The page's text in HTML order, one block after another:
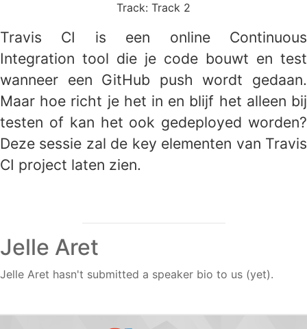
Track: Track 2
Travis CI is een online Continuous
Integration tool die je code bouwt en test
wanneer een GitHub push wordt gedaan.
Maar hoe richt je het in en blijf het alleen bij
testen of kan het ook gedeployed worden?
Deze sessie zal de key elementen van Travis
CI project laten zien.
Jelle Aret
Jelle Aret hasn't submitted a speaker bio to us (yet).